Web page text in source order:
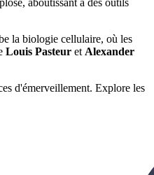
aboutissant à des outils
la biologie cellulaire, où les
Louis Pasteur et Alexander
d'émerveillement. Explore les